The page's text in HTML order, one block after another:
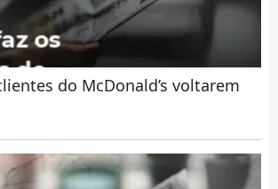
do McDonald’s voltarem